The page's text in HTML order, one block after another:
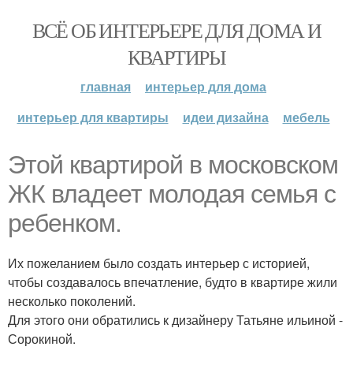
ВСЁ ОБ ИНТЕРЬЕРЕ ДЛЯ ДОМА И
КВАРТИРЫ
главная
интерьер для дома
интерьер для квартиры
идеи дизайна мебель
Этой квартирой в московском
ЖК владеет молодая семья с
ребенком.
Их пожеланием было создать интерьер с историей,
чтобы создавалось впечатление, будто в квартире жили
несколько поколений.
Для этого они обратились к дизайнеру Татьяне ильиной -
Сорокиной.